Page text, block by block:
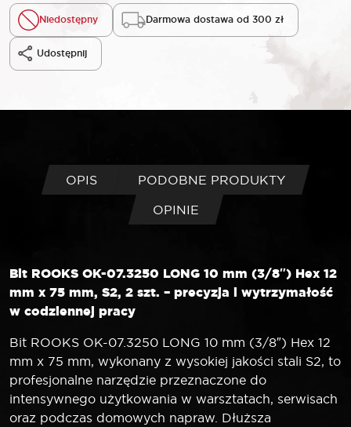
Niedostępny Darmowa dostawa od 300 zł
Udostępnij
OPIS
PODOBNE PRODUKTY
OPINIE
Bit ROOKS OK-07.3250 LONG 10 mm (3/8″) Hex 12
mm x 75 mm, S2, 2 szt. – precyzja i wytrzymałość
w codziennej pracy
Bit ROOKS OK-07.3250 LONG 10 mm (3/8″) Hex 12
mm x 75 mm, wykonany z wysokiej jakości stali S2, to
profesjonalne narzędzie przeznaczone do
intensywnego użytkowania w warsztatach, serwisach
oraz podczas domowych napraw. Dłuższa